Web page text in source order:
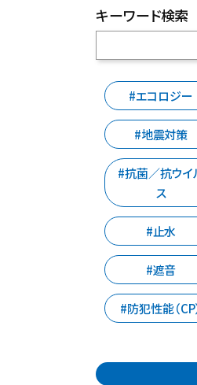
キーワード検索
#エコロジー
#地震対策
#抗菌／抗ウイ
ス
#止水
#遮音
#防犯性能（CP